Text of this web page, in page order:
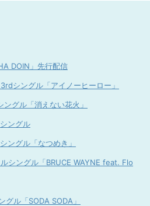
DOIN」先行配信
シングル「アイノーヒーロー」
グル「消えない花火」
ングル
ングル「なつめき」
シングル「BRUCE WAYNE feat. Flo
グル「SODA SODA」